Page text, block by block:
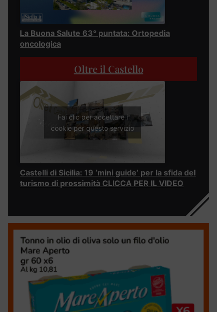
La Buona Salute 63° puntata: Ortopedia
oncologica
Oltre il Castello
Fai clic per accettare i
cookie per questo servizio
Castelli di Sicilia: 19 ‘mini guide’ per la sfida del
turismo di prossimità CLICCA PER IL VIDEO